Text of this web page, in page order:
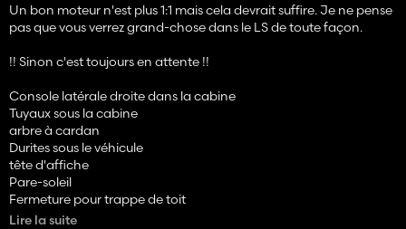
Un bon moteur n'est plus 1:1 mais cela devrait suffire. Je ne pense
pas que vous verrez grand-chose dans le LS de toute façon.
!! Sinon c'est toujours en attente !!
Console latérale droite dans la cabine
Tuyaux sous la cabine
arbre à cardan
Durites sous le véhicule
tête d'affiche
Pare-soleil
Fermeture pour trappe de toit
Détails de l'attache rapide
Lire la suite